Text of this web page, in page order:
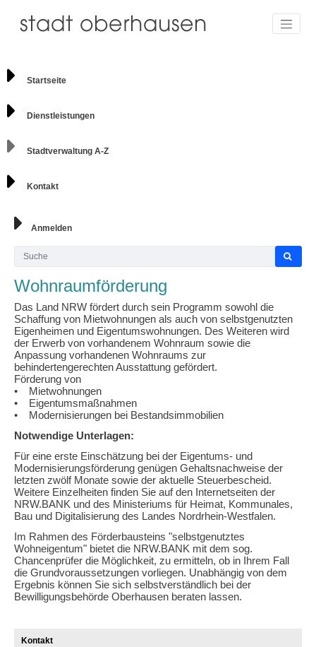
Startseite
Dienstleistungen
Stadtverwaltung A-Z
Kontakt
Anmelden
Wohnraumförderung
Das Land NRW fördert durch sein Programm sowohl die
Schaffung von Mietwohnungen als auch von selbstgenutzten
Eigenheimen und Eigentumswohnungen. Des Weiteren wird
der Erwerb von vorhandenem Wohnraum sowie die
Anpassung vorhandenen Wohnraums zur
behindertengerechten Ausstattung gefördert.
Förderung von
• Mietwohnungen
• Eigentumsmaßnahmen
• Modernisierungen bei Bestandsimmobilien
Notwendige Unterlagen:
Für eine erste Einschätzung bei der Eigentums- und
Modernisierungsförderung genügen Gehaltsnachweise der
letzten zwölf Monate sowie der aktuelle Steuerbescheid.
Weitere Einzelheiten finden Sie auf den Internetseiten der
NRW.BANK und des Ministeriums für Heimat, Kommunales,
Bau und Digitalisierung des Landes Nordrhein-Westfalen.
Im Rahmen des Förderbausteins "selbstgenutztes
Wohneigentum" bietet die NRW.BANK mit dem sog.
Chancenprüfer die Möglichkeit, zu ermitteln, ob in Ihrem Fall
die Grundvoraussetzungen vorliegen. Unabhängig von dem
Ergebnis können Sie sich selbstverständlich bei der
Bewilligungsbehörde Oberhausen beraten lassen.
Kontakt